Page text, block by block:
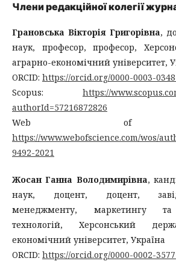
Члени редакційної колегії
Грановська Вікторія Григорівна,
наук, професор, професор,
аграрно-економічний університет,
ORCID: https://orcid.org/0000-0003-
Scopus: https://
authorId=57216872826
Web of
https://www.webofscience.com/wos/
9492-2021
Жосан Ганна Володимирівна,
наук, доцент, доцент,
менеджменту, маркетингу та
технологій, Херсонський
економічний університет, Україна
ORCID: https://orcid.org/0000-0002-